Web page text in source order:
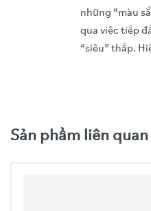
những “màu
qua việc tiếp
“siêu” thấp.
- Củ loa
- Dải tần
Sản phẩm liên quan